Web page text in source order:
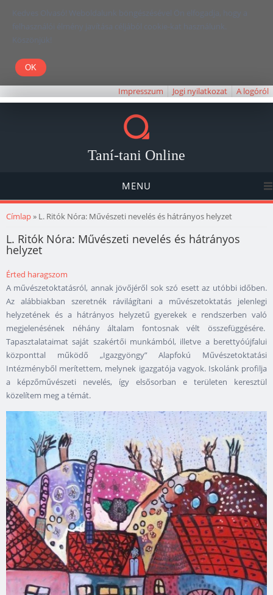
Kedves Olvasó! Weboldalunk böngészésével Ön elfogadja, hogy a
felhasználói élmény javítása céljából cookie-kat használunk.
Köszönjük!
Impresszum Jogi nyilatkozat A logóról
Taní-tani Online
MENU
Jelenlegi hely
Címlap» L. Ritók Nóra: Művészeti nevelés és hátrányos helyzet
L. Ritók Nóra: Művészeti nevelés és hátrányos
helyzet
Érted haragszom
A művészetoktatásról, annak jövőjéről sok szó esett az utóbbi időben.
Az alábbiakban szeretnék rávilágítani a művészetoktatás jelenlegi
helyzetének és a hátrányos helyzetű gyerekek e rendszerben való
megjelenésének néhány általam fontosnak vélt összefüggésére.
Tapasztalataimat saját szakértői munkámból, illetve a berettyóújfalui
központtal működő „Igazgyöngy” Alapfokú Művészetoktatási
Intézményből merítettem, melynek igazgatója vagyok. Iskolánk profilja
a képzőművészeti nevelés, így elsősorban e területen keresztül
közelítem meg a témát.